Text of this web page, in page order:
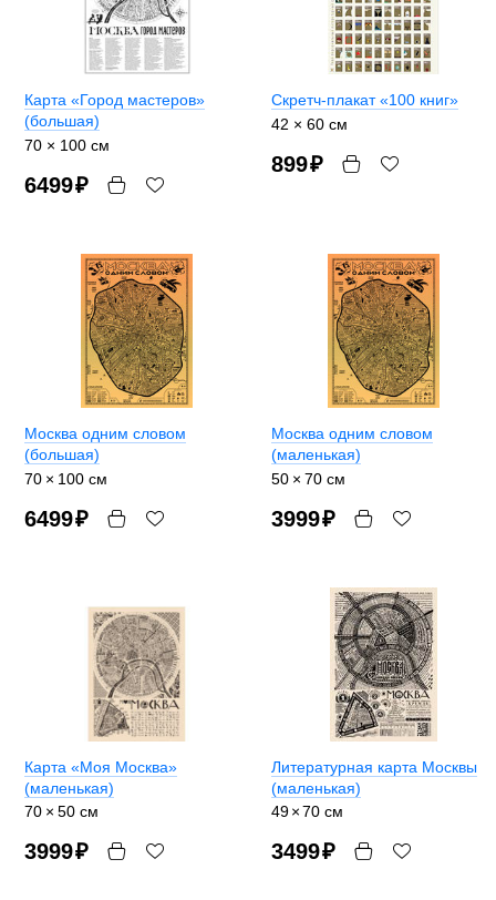
Карта «Город мастеров»
(большая)
70 × 100 см
6499₽
Скретч-плакат «100 книг»
42 × 60 см
899₽
Москва одним словом
(большая)
70 × 100 см
6499₽
Москва одним словом
(маленькая)
50 × 70 см
3999₽
Карта «Моя Москва»
(маленькая)
70 × 50 см
3999₽
Литературная карта Москвы
(маленькая)
49×70 см
3499₽